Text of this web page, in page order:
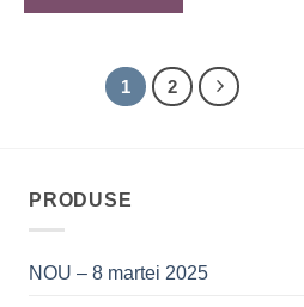
1 2
PRODUSE
NOU – 8 martei 2025